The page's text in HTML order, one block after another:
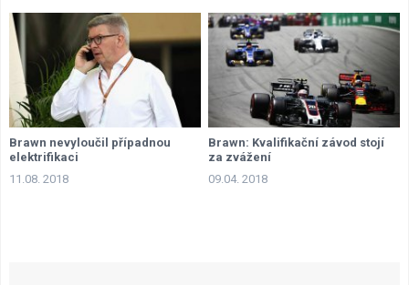
Brawn nevyloučil případnou
elektrifikaci
11.08. 2018
Brawn: Kvalifikační závod stojí
za zvážení
09.04. 2018